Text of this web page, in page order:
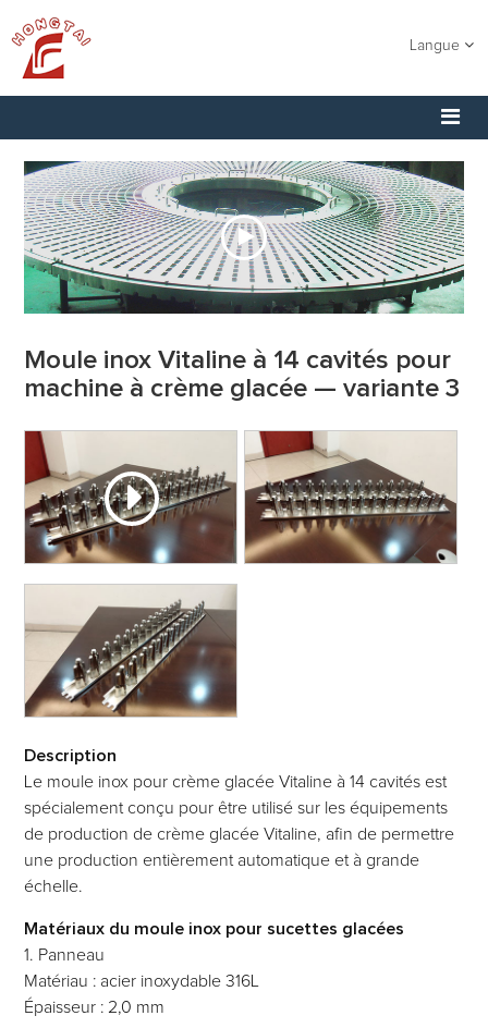
Langue
Moule inox Vitaline à 14 cavités pour
machine à crème glacée — variante 3
Description
Le moule inox pour crème glacée Vitaline à 14 cavités est
spécialement conçu pour être utilisé sur les équipements
de production de crème glacée Vitaline, afin de permettre
une production entièrement automatique et à grande
échelle.
Matériaux du moule inox pour sucettes glacées
1. Panneau
Matériau : acier inoxydable 316L
Épaisseur : 2,0 mm